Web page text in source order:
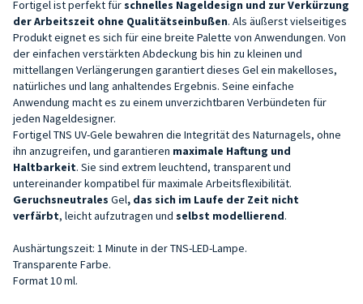
Fortigel ist perfekt fürschnelles Nageldesign und zur Verkürzung
der Arbeitszeit ohne Qualitätseinbußen. Als äußerst vielseitiges
Produkt eignet es sich für eine breite Palette von Anwendungen. Von
der einfachen verstärkten Abdeckung bis hin zu kleinen und
mittellangen Verlängerungen garantiert dieses Gel ein makelloses,
natürliches und lang anhaltendes Ergebnis. Seine einfache
Anwendung macht es zu einem unverzichtbaren Verbündeten für
jeden Nageldesigner.
Fortigel TNS UV-Gele bewahren die Integrität des Naturnagels, ohne
ihn anzugreifen, und garantieren maximale Haftung und
Haltbarkeit. Sie sind extrem leuchtend, transparent und
untereinander kompatibel für maximale Arbeitsflexibilität.
Geruchsneutrales Gel, das sich im Laufe der Zeit nicht
verfärbt, leicht aufzutragen und selbst modellierend.
Aushärtungszeit: 1 Minute in der TNS-LED-Lampe.
Transparente Farbe.
Format 10 ml.